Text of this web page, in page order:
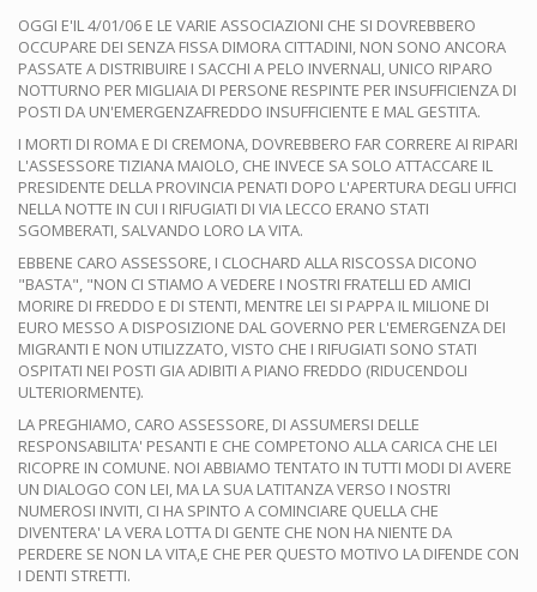
OGGI E'IL 4/01/06 E LE VARIE ASSOCIAZIONI CHE SI DOVREBBERO
OCCUPARE DEI SENZA FISSA DIMORA CITTADINI, NON SONO ANCORA
PASSATE A DISTRIBUIRE I SACCHI A PELO INVERNALI, UNICO RIPARO
NOTTURNO PER MIGLIAIA DI PERSONE RESPINTE PER INSUFFICIENZA DI
POSTI DA UN'EMERGENZAFREDDO INSUFFICIENTE E MAL GESTITA.
I MORTI DI ROMA E DI CREMONA, DOVREBBERO FAR CORRERE AI RIPARI
L'ASSESSORE TIZIANA MAIOLO, CHE INVECE SA SOLO ATTACCARE IL
PRESIDENTE DELLA PROVINCIA PENATI DOPO L'APERTURA DEGLI UFFICI
NELLA NOTTE IN CUI I RIFUGIATI DI VIA LECCO ERANO STATI
SGOMBERATI, SALVANDO LORO LA VITA.
EBBENE CARO ASSESSORE, I CLOCHARD ALLA RISCOSSA DICONO
"BASTA", "NON CI STIAMO A VEDERE I NOSTRI FRATELLI ED AMICI
MORIRE DI FREDDO E DI STENTI, MENTRE LEI SI PAPPA IL MILIONE DI
EURO MESSO A DISPOSIZIONE DAL GOVERNO PER L'EMERGENZA DEI
MIGRANTI E NON UTILIZZATO, VISTO CHE I RIFUGIATI SONO STATI
OSPITATI NEI POSTI GIA ADIBITI A PIANO FREDDO (RIDUCENDOLI
ULTERIORMENTE).
LA PREGHIAMO, CARO ASSESSORE, DI ASSUMERSI DELLE
RESPONSABILITA' PESANTI E CHE COMPETONO ALLA CARICA CHE LEI
RICOPRE IN COMUNE. NOI ABBIAMO TENTATO IN TUTTI MODI DI AVERE
UN DIALOGO CON LEI, MA LA SUA LATITANZA VERSO I NOSTRI
NUMEROSI INVITI, CI HA SPINTO A COMINCIARE QUELLA CHE
DIVENTERA' LA VERA LOTTA DI GENTE CHE NON HA NIENTE DA
PERDERE SE NON LA VITA,E CHE PER QUESTO MOTIVO LA DIFENDE CON
I DENTI STRETTI.